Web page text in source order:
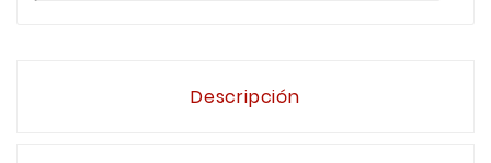
Descripción